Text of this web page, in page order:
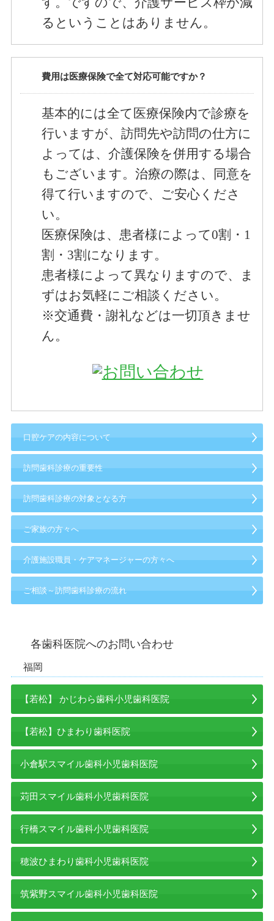
るということはありません。
費用は医療保険で全て対応可能ですか？
基本的には全て医療保険内で診療を
行いますが、訪問先や訪問の仕方に
よっては、介護保険を併用する場合
もございます。治療の際は、同意を
得て行いますので、ご安心くださ
い。
医療保険は、患者様によって0割・1
割・3割になります。
患者様によって異なりますので、ま
ずはお気軽にご相談ください。
※交通費・謝礼などは一切頂きませ
ん。
口腔ケアの内容について
訪問歯科診療の重要性
訪問歯科診療の対象となる方
ご家族の方々へ
介護施設職員・ケアマネージャーの方々へ
ご相談～訪問歯科診療の流れ
各歯科医院へのお問い合わせ
福岡
【若松】 かじわら歯科小児歯科医院
【若松】ひまわり歯科医院
小倉駅スマイル歯科小児歯科医院
苅田スマイル歯科小児歯科医院
行橋スマイル歯科小児歯科医院
穂波ひまわり歯科小児歯科医院
筑紫野スマイル歯科小児歯科医院